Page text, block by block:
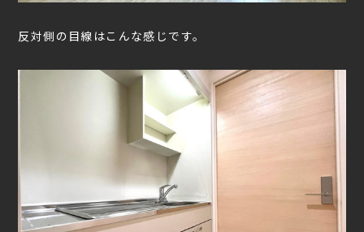
反対側の目線はこんな感じです。